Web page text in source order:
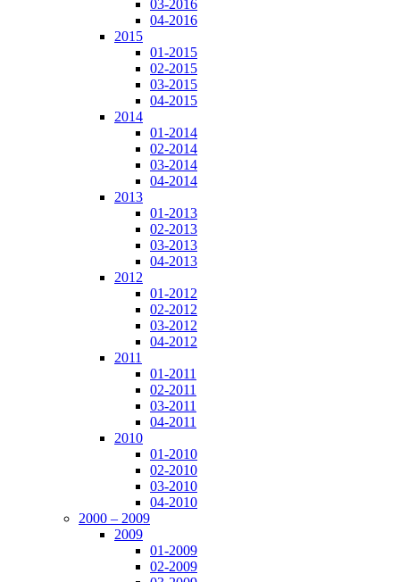
03-2016
04-2016
2015
01-2015
02-2015
03-2015
04-2015
2014
01-2014
02-2014
03-2014
04-2014
2013
01-2013
02-2013
03-2013
04-2013
2012
01-2012
02-2012
03-2012
04-2012
2011
01-2011
02-2011
03-2011
04-2011
2010
01-2010
02-2010
03-2010
04-2010
2000 – 2009
2009
01-2009
02-2009